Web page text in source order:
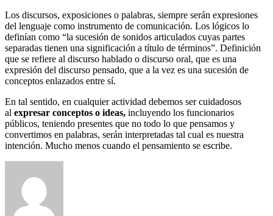
Los discursos, exposiciones o palabras, siempre serán expresiones
del lenguaje como instrumento de comunicación. Los lógicos lo
definían como “la sucesión de sonidos articulados cuyas partes
separadas tienen una significación a título de términos”. Definición
que se refiere al discurso hablado o discurso oral, que es una
expresión del discurso pensado, que a la vez es una sucesión de
conceptos enlazados entre sí.
En tal sentido, en cualquier actividad debemos ser cuidadosos
al expresar conceptos o ideas, incluyendo los funcionarios
públicos, teniendo presentes que no todo lo que pensamos y
convertimos en palabras, serán interpretadas tal cual es nuestra
intención. Mucho menos cuando el pensamiento se escribe.